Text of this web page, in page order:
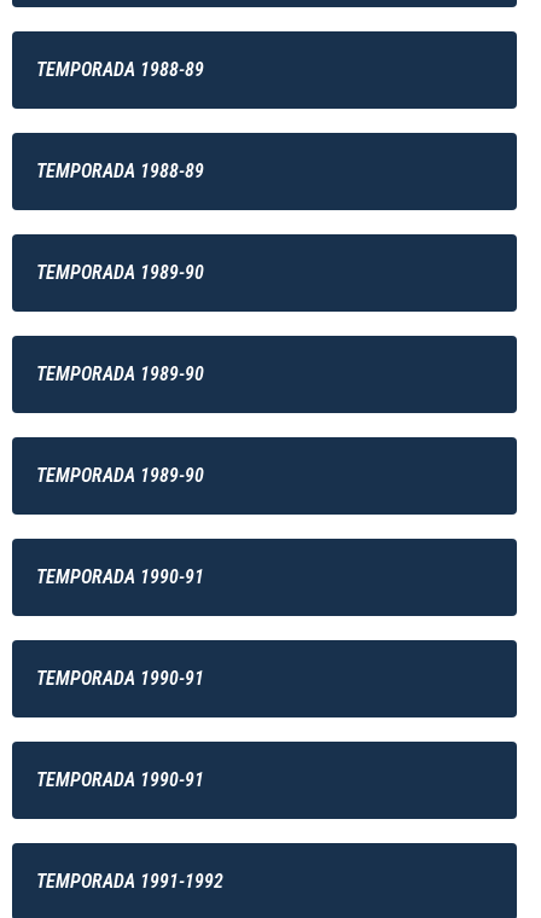
TEMPORADA 1988-89
TEMPORADA 1988-89
TEMPORADA 1989-90
TEMPORADA 1989-90
TEMPORADA 1989-90
TEMPORADA 1990-91
TEMPORADA 1990-91
TEMPORADA 1990-91
TEMPORADA 1991-1992